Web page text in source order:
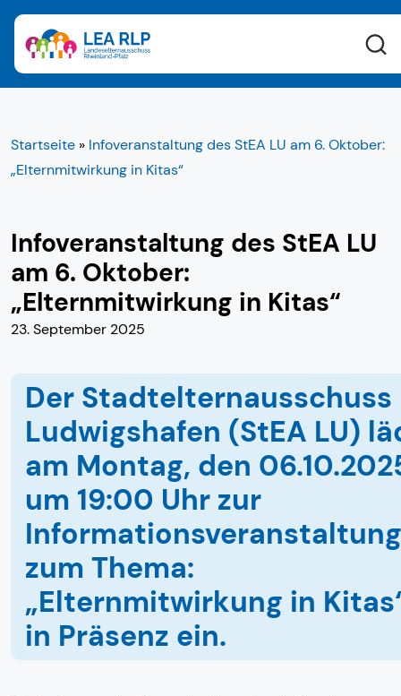
Startseite » Infoveranstaltung des StEA LU am 6. Oktober:
„Elternmitwirkung in Kitas“
Infoveranstaltung des StEA LU
am 6. Oktober:
„Elternmitwirkung in Kitas“
23. September 2025
Der Stadtelternausschuss
Ludwigshafen (StEA LU)
am Montag, den
um 19:00 Uhr zur
zum Thema:
„Elternmitwirkung in
in Präsenz ein.